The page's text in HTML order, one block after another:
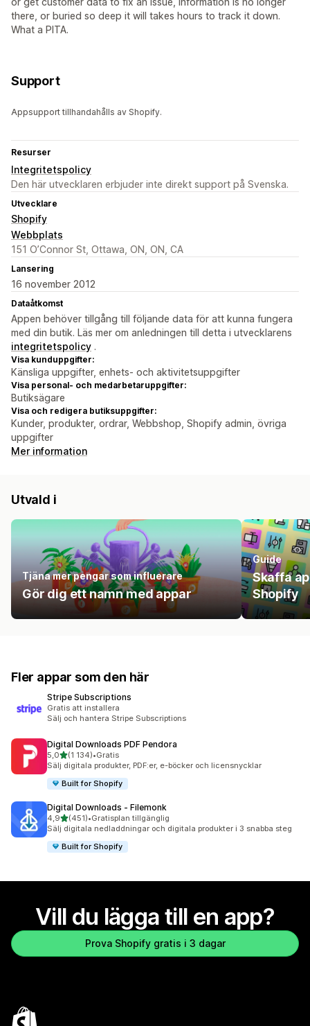
there, or buried so deep it will takes hours to track it down.
What a PITA.
Support
Appsupport tillhandahålls av Shopify.
Resurser
Integritetspolicy
Den här utvecklaren erbjuder inte direkt support på Svenska.
Utvecklare
Shopify
Webbplats
151 O’Connor St, Ottawa, ON, ON, CA
Lansering
16 november 2012
Dataåtkomst
Appen behöver tillgång till följande data för att kunna fungera
med din butik. Läs mer om anledningen till detta i utvecklarens
integritetspolicy .
Visa kunduppgifter:
Känsliga uppgifter, enhets- och aktivitetsuppgifter
Visa personal- och medarbetaruppgifter:
Butiksägare
Visa och redigera butiksuppgifter:
Kunder, produkter, ordrar, Webbshop, Shopify admin, övriga
uppgifter
Mer information
Utvald i
Tjäna mer pengar som influerare
Gör dig ett namn med appar
Guide
Skaffa
Shopify
Fler appar som den här
Stripe Subscriptions
Gratis att installera
Sälj och hantera Stripe Subscriptions
Digital Downloads PDF Pendora
5,0av 5 stjärnor
(1 134)
1134 recensioner totalt
•Gratis
Sälj digitala produkter, PDF:er, e-böcker och licensnycklar
Built for Shopify
Digital Downloads ‑ Filemonk
4,9av 5 stjärnor
(451)
451 recensioner totalt
•Gratisplan tillgänglig
Sälj digitala nedladdningar och digitala produkter i 3 snabba steg
Built for Shopify
Vill du lägga till en app?
Prova Shopify gratis i 3 dagar